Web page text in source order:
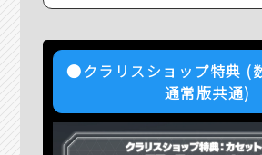
●クラリスショップ特典 (
通常版共通)